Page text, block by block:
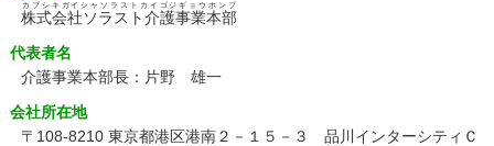
株式会社ソラスト介護事業本部
カブシキガイシャソラストカイゴジギョウホンブ
代表者名
介護事業本部長：片野 雄一
会社所在地
〒108-8210 東京都港区港南２－１５－３ 品川インターシティＣ